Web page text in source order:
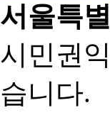
서울특
시민권
습니다.